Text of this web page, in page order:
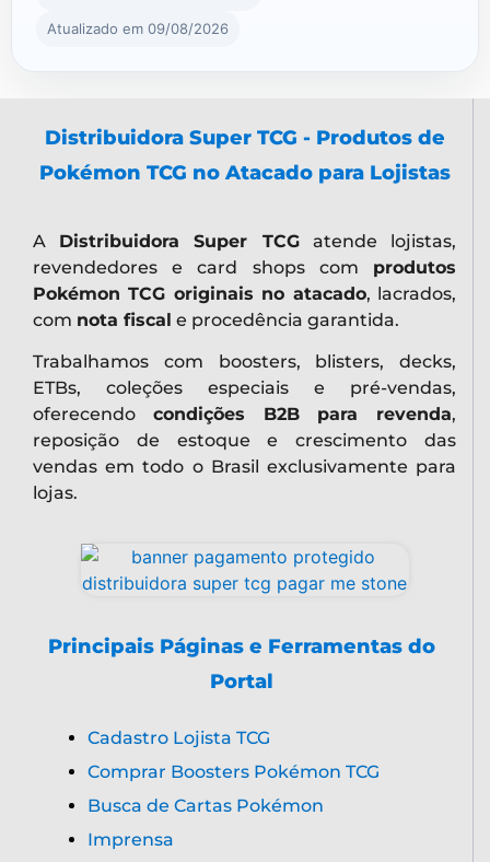
Atualizado em 09/08/2026
Distribuidora Super TCG - Produtos de
Pokémon TCG no Atacado para Lojistas
A Distribuidora Super TCGatende lojistas,
revendedores e card shops com produtos
Pokémon TCG originais no atacado, lacrados,
com nota fiscal e procedência garantida.
Trabalhamos com boosters, blisters, decks,
ETBs, coleções especiais e pré-vendas,
oferecendo condições B2B para revenda,
reposição de estoque e crescimento das
vendas em todo o Brasil exclusivamente para
lojas.
Principais Páginas e Ferramentas do
Portal
Cadastro Lojista TCG
Comprar Boosters Pokémon TCG
Busca de Cartas Pokémon
Imprensa